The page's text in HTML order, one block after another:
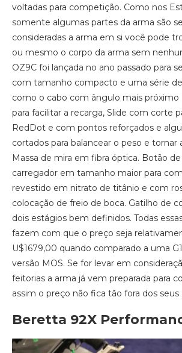
voltadas para competição. Como nos
somente algumas partes da arma são
consideradas a arma em si você pode
ou mesmo o corpo da arma sem
OZ9C foi lançada no ano passado para
com tamanho compacto e uma série
como o cabo com ângulo mais próximo
para facilitar a recarga, Slide com corte
RedDot e com pontos reforçados e
cortados para balancear o peso e tornar
Massa de mira em fibra óptica. Botão
carregador em tamanho maior para
revestido em nitrato de titânio e com
colocação de freio de boca. Gatilho de
dois estágios bem definidos. Todas
fazem com que o preço seja
U$1679,00 quando comparado a uma
versão MOS. Se for levar em
feitorias a arma já vem preparada para
assim o preço não fica tão fora dos seus
Beretta 92X